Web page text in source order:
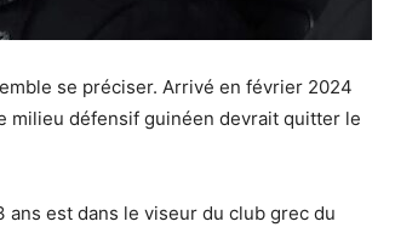
se préciser. Arrivé en février 2024
milieu défensif guinéen devrait quitter le
est dans le viseur du club grec du